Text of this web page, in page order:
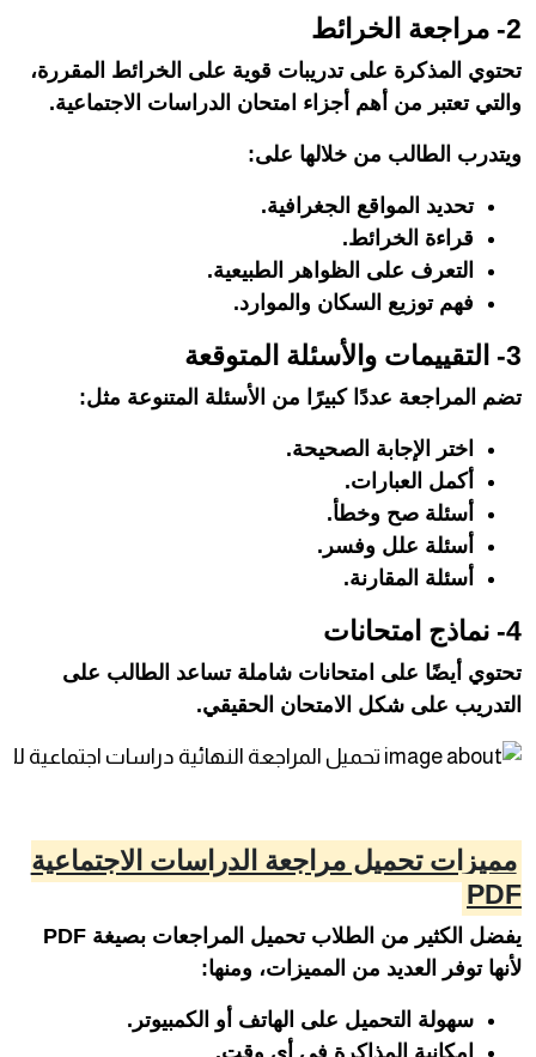
2- مراجعة الخرائط
تحتوي المذكرة على تدريبات قوية على الخرائط المقررة،
والتي تعتبر من أهم أجزاء امتحان الدراسات الاجتماعية.
ويتدرب الطالب من خلالها على:
تحديد المواقع الجغرافية.
قراءة الخرائط.
التعرف على الظواهر الطبيعية.
فهم توزيع السكان والموارد.
3- التقييمات والأسئلة المتوقعة
تضم المراجعة عددًا كبيرًا من الأسئلة المتنوعة مثل:
اختر الإجابة الصحيحة.
أكمل العبارات.
أسئلة صح وخطأ.
أسئلة علل وفسر.
أسئلة المقارنة.
4- نماذج امتحانات
تحتوي أيضًا على امتحانات شاملة تساعد الطالب على
التدريب على شكل الامتحان الحقيقي.
مميزات تحميل مراجعة الدراسات الاجتماعية
PDF
يفضل الكثير من الطلاب تحميل المراجعات بصيغة PDF
لأنها توفر العديد من المميزات، ومنها:
سهولة التحميل على الهاتف أو الكمبيوتر.